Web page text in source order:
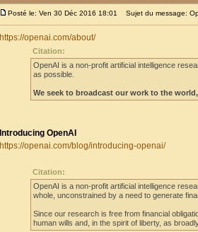
Posté le: Ven 30 Déc 2016 18:01 Sujet du message:
https://openai.com/about/
Citation:
OpenAI is a non-profit artificial intelligence
as possible.
We seek to broadcast our work to the
Introducing OpenAI
https://openai.com/blog/introducing-openai/
Citation:
OpenAI is a non-profit artificial intelligence
whole, unconstrained by a need to generate
Since our research is free from financial
human wills and, in the spirit of liberty, as